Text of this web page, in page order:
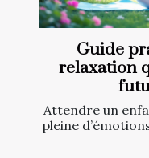
Guide
relaxation
Attendre un
pleine